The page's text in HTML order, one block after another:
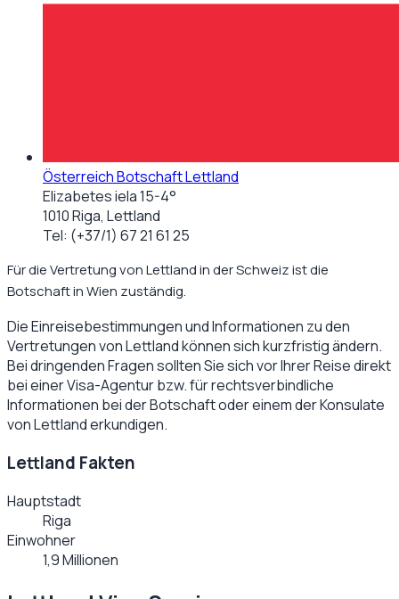
Österreich Botschaft Lettland
Elizabetes iela 15-4°
1010 Riga, Lettland
Tel: (+37/1) 67 21 61 25
Für die Vertretung von Lettland in der Schweiz ist die
Botschaft in Wien zuständig.
Die Einreisebestimmungen und Informationen zu den
Vertretungen vonLettlandkönnen sich kurzfristig ändern.
Bei dringenden Fragen sollten Sie sich vor Ihrer Reise direkt
bei einer Visa-Agentur bzw. für rechtsverbindliche
Informationen bei der Botschaft oder einem der Konsulate
vonLettlanderkundigen.
Lettland Fakten
Hauptstadt
Riga
Einwohner
1,9 Millionen